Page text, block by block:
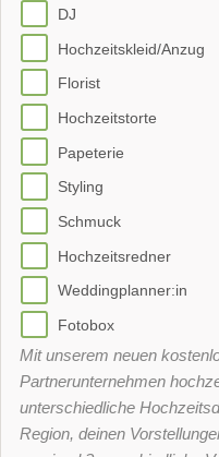
DJ
Hochzeitskleid/Anzug
Florist
Hochzeitstorte
Papeterie
Styling
Schmuck
Hochzeitsredner
Weddingplanner:in
Fotobox
Mit unserem neuen
Partnerunternehmen
unterschiedliche
Region, deinen